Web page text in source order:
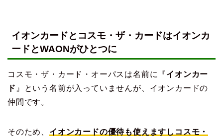
イオンカードとコスモ・ザ・カードはイオンカ
ードとWAONがひとつに
コスモ・ザ・カード・オーパスは名前に『イオンカー
ド 』という名前が入っていませんが、イオンカードの
仲間です。
そのため、 イオンカードの優待も使えますしコスモ・